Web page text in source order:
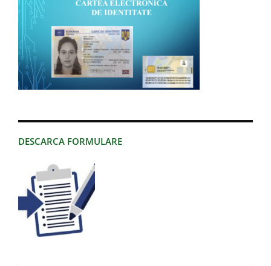
DESCARCA FORMULARE